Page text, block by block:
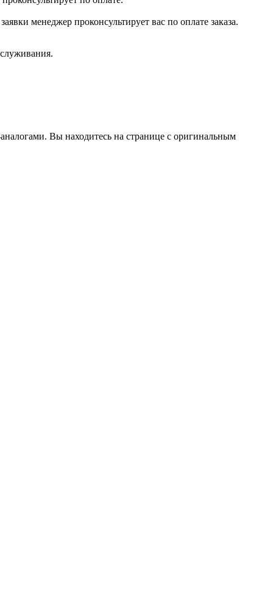
менеджер проконсультирует вас по оплате заказа.
Вы находитесь на странице с оригинальным